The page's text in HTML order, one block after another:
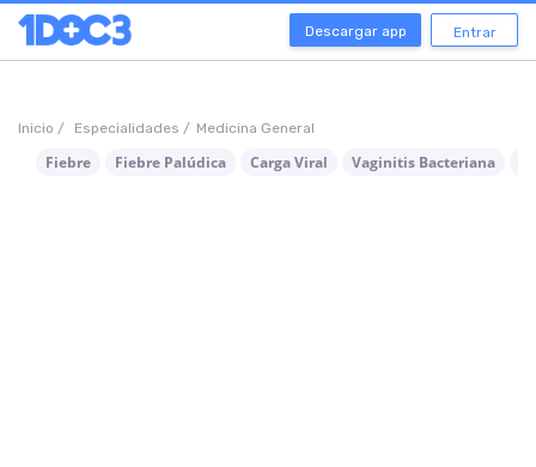
Descargar app Entrar
Inicio / Especialidades / Medicina General
Fiebre Fiebre Palúdica Carga Viral Vaginitis Bacteriana